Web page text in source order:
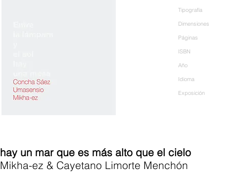
Tipografía
Dimensiones
Páginas
ISBN
Año
Idioma
Exposición
hay un mar que es más alto que el cielo
Mikha-ez & Cayetano Limorte Menchón